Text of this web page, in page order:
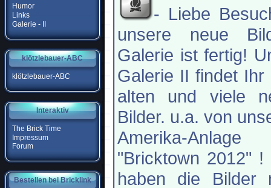
Humor
Links
Galerie - II
klötzlebauer-ABC
klötzlebauer-ABC
Interaktiv
The Brick Time
Impressum
Forum
Bestellen bei Bricklink
- Liebe
unsere neue
Galerie ist fertig!
Galerie II findet Ihr
alten und viele
Bilder. u.a. von
Amerika-Anlage
"Bricktown 2012" !
haben die Bilder